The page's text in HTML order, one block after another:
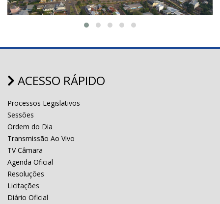
ACESSO RÁPIDO
Processos Legislativos
Sessões
Ordem do Dia
Transmissão Ao Vivo
TV Câmara
Agenda Oficial
Resoluções
Licitações
Diário Oficial